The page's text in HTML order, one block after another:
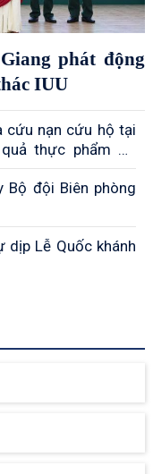
phát động
IUU
cứu nạn cứu hộ tại
thực phẩm An
Bộ đội Biên phòng
dịp Lễ Quốc khánh